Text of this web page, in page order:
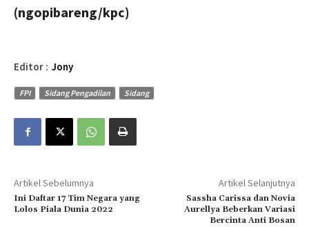
(ngopibareng/kpc)
Editor : Jony
FPI Sidang Pengadilan Sidang
Artikel Sebelumnya
Ini Daftar 17 Tim Negara yang
Lolos Piala Dunia 2022
Artikel Selanjutnya
Sassha Carissa dan Novia
Aurellya Beberkan Variasi
Bercinta Anti Bosan